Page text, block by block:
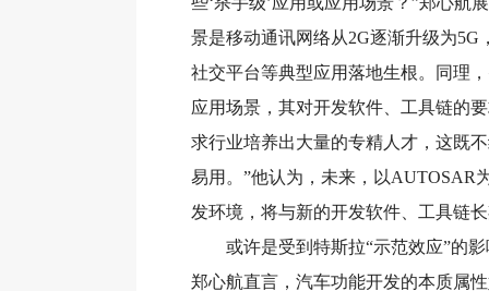
景是移动通讯网络从2G逐渐升级为
社交平台等典型应用落地生根。同理
应用场景，其对开发软件、工具链的
求行业培养出大量的专精人才，这既
易用。”他认为，未来，以AUTOSAR
发环境，将与新的开发软件、工具链
或许是受到特斯拉“示范效应”的影
郑心航直言，汽车功能开发的本质属